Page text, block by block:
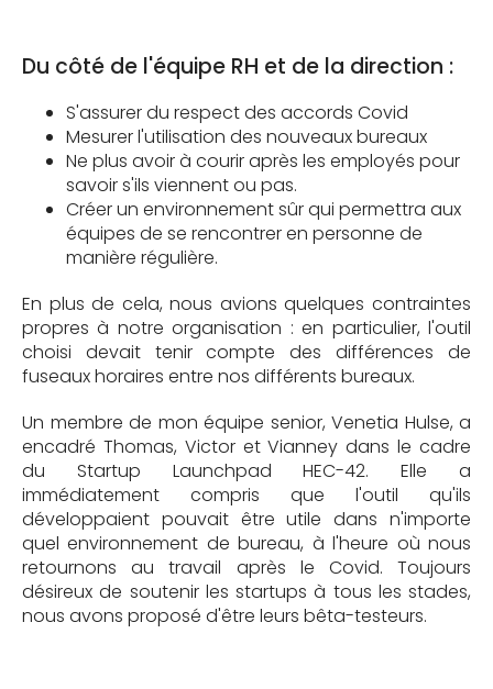
Du côté de l'équipe RH et de la direction :
S'assurer du respect des accords Covid
Mesurer l'utilisation des nouveaux bureaux
Ne plus avoir à courir après les employés pour
savoir s'ils viennent ou pas.
Créer un environnement sûr qui permettra aux
équipes de se rencontrer en personne de
manière régulière.
En plus de cela, nous avions quelques contraintes
propres à notre organisation : en particulier, l'outil
choisi devait tenir compte des différences de
fuseaux horaires entre nos différents bureaux.
Un membre de mon équipe senior, Venetia Hulse, a
encadré Thomas, Victor et Vianney dans le cadre
du Startup Launchpad HEC-42. Elle a
immédiatement compris que l'outil qu'ils
développaient pouvait être utile dans n'importe
quel environnement de bureau, à l'heure où nous
retournons au travail après le Covid. Toujours
désireux de soutenir les startups à tous les stades,
nous avons proposé d'être leurs bêta-testeurs.